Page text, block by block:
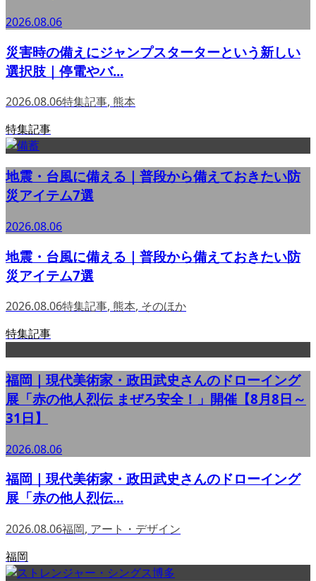
2026.08.06
災害時の備えにジャンプスターターという新しい
選択肢｜停電やバ...
2026.08.06特集記事, 熊本
特集記事
地震・台風に備える｜普段から備えておきたい防
災アイテム7選
2026.08.06
地震・台風に備える｜普段から備えておきたい防
災アイテム7選
2026.08.06特集記事, 熊本, そのほか
特集記事
福岡｜現代美術家・政田武史さんのドローイング
展「赤の他人烈伝 まぜろ安全！」開催【8月8日～
31日】
2026.08.06
福岡｜現代美術家・政田武史さんのドローイング
展「赤の他人烈伝...
2026.08.06福岡, アート・デザイン
福岡